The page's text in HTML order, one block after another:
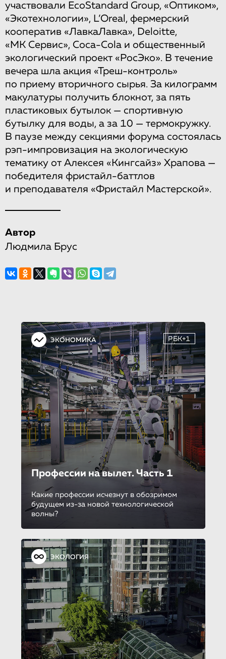
участвовали EcoStandard Group, «Оптиком»,
«Экотехнологии», L’Oreal, фермерский
кооператив «ЛавкаЛавка», Deloitte,
«МК Сервис», Coca-Cola и общественный
экологический проект «РосЭко». В течение
вечера шла акция «Треш-контроль»
по приему вторичного сырья. За килограмм
макулатуры получить блокнот, за пять
пластиковых бутылок — спортивную
бутылку для воды, а за 10 — термокружку.
В паузе между секциями форума состоялась
рэп-импровизация на экологическую
тематику от Алексея «Кингсайз» Храпова —
победителя фристайл-баттлов
и преподавателя «Фристайл Мастерской».
Автор
Людмила Брус
ЭКОНОМИКА РБК+1
Профессии на вылет. Часть 1
Какие профессии исчезнут в обозримом
будущем из-за новой технологической
волны?
ЭКОЛОГИЯ